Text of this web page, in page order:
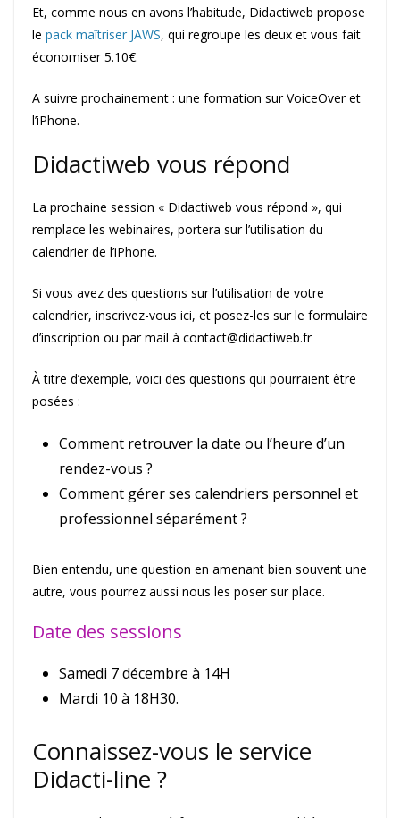
Et, comme nous en avons l’habitude, Didactiweb propose
le pack maîtriser JAWS, qui regroupe les deux et vous fait
économiser 5.10€.
A suivre prochainement : une formation sur VoiceOver et
l’iPhone.
Didactiweb vous répond
La prochaine session « Didactiweb vous répond », qui
remplace les webinaires, portera sur l’utilisation du
calendrier de l’iPhone.
Si vous avez des questions sur l’utilisation de votre
calendrier, inscrivez-vous ici, et posez-les sur le formulaire
d’inscription ou par mail à contact@didactiweb.fr
À titre d’exemple, voici des questions qui pourraient être
posées :
Comment retrouver la date ou l’heure d’un
rendez-vous ?
Comment gérer ses calendriers personnel et
professionnel séparément ?
Bien entendu, une question en amenant bien souvent une
autre, vous pourrez aussi nous les poser sur place.
Date des sessions
Samedi 7 décembre à 14H
Mardi 10 à 18H30.
Connaissez-vous le service
Didacti-line ?